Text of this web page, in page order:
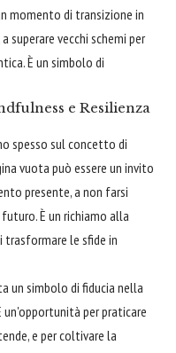
momento di transizione in
superare vecchi schemi per
È un simbolo di
e Resilienza
spesso sul concetto di
vuota può essere un invito
presente, a non farsi
È un richiamo alla
trasformare le sfide in
un simbolo di fiducia nella
per praticare
e per coltivare la